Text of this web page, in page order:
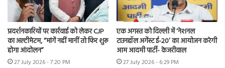
प्रदर्शनकारियों पर कार्रवाई को लेकर CJP
का अल्टीमेटम, “मांगें नहीं मानीं तो फिर शुरू
होगा आंदोलन”
27 July 2026 - 7:20 PM
एक अगस्त को दिल्ली में ‘नेशनल
टाउनहॉल अगेंस्ट ई-20’ का आयोजन करेगी
आम आदमी पार्टी- केजरीवाल
27 July 2026 - 6:29 PM